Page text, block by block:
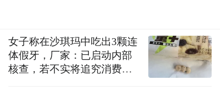
女子称在沙琪玛中吃出3颗连
体假牙，厂家：已启动内部
核查，若不实将追究消费者